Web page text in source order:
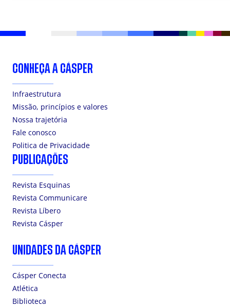
CONHEÇA A CÁSPER
Infraestrutura
Missão, princípios e valores
Nossa trajetória
Fale conosco
Politica de Privacidade
PUBLICAÇÕES
Revista Esquinas
Revista Communicare
Revista Líbero
Revista Cásper
UNIDADES DA CÁSPER
Cásper Conecta
Atlética
Biblioteca